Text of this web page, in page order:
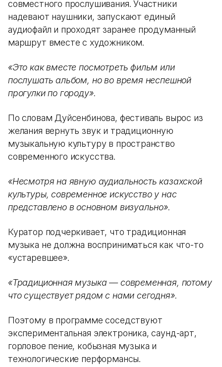
совместного прослушивания. Участники
надевают наушники, запускают единый
аудиофайл и проходят заранее продуманный
маршрут вместе с художником.
«Это как вместе посмотреть фильм или
послушать альбом, но во время неспешной
прогулки по городу».
По словам Дуйсенбинова, фестиваль вырос из
желания вернуть звук и традиционную
музыкальную культуру в пространство
современного искусства.
«Несмотря на явную аудиальность казахской
культуры, современное искусство у нас
представлено в основном визуально».
Куратор подчеркивает, что традиционная
музыка не должна восприниматься как что-то
«устаревшее».
«Традиционная музыка — современная, потому
что существует рядом с нами сегодня».
Поэтому в программе соседствуют
экспериментальная электроника, саунд-арт,
горловое пение, кобызная музыка и
технологические перформансы.